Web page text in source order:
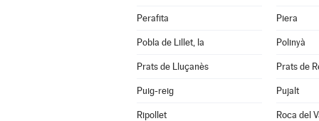
Perafita Piera
Pobla de Lillet, la Polinyà
Prats de Lluçanès Prats de
Puig-reig Pujalt
Ripollet Roca del